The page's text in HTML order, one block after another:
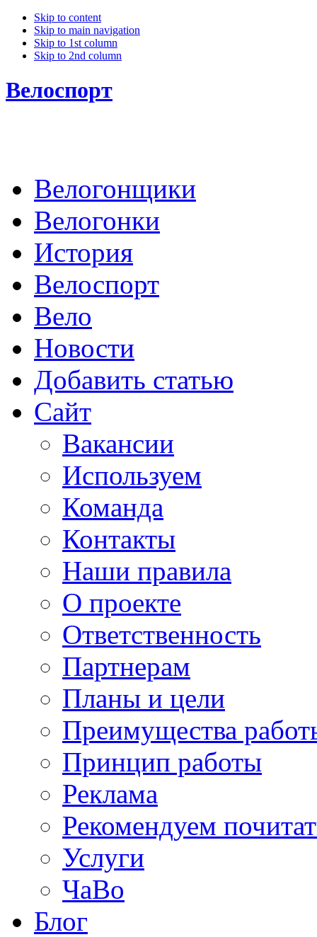
Skip to content
Skip to main navigation
Skip to 1st column
Skip to 2nd column
Велоспорт
Велогонщики
Велогонки
История
Велоспорт
Вело
Новости
Добавить статью
Сайт
Вакансии
Используем
Команда
Контакты
Наши правила
О проекте
Ответственность
Партнерам
Планы и цели
Преимущества
Принцип работы
Реклама
Рекомендуем
Услуги
ЧаВо
Блог